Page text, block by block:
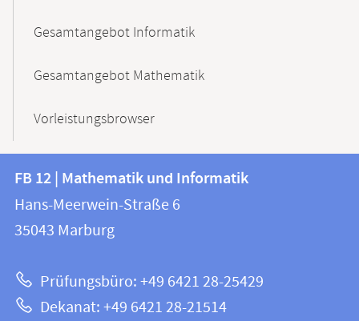
Gesamtangebot Informatik
Gesamtangebot Mathematik
Vorleistungsbrowser
Kontakt
und
Informationen
Website
FB
12
|
und
Informatik
FB 12 | Mathematik und Informatik
Hans-Meerwein-Straße 6
35043 Marburg
Prüfungsbüro: +49 6421 28-25429
Dekanat: +49 6421 28-21514